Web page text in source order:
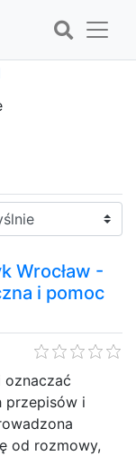
Wrocław -
i pomoc
oznaczać
przepisów i
od rozmowy,